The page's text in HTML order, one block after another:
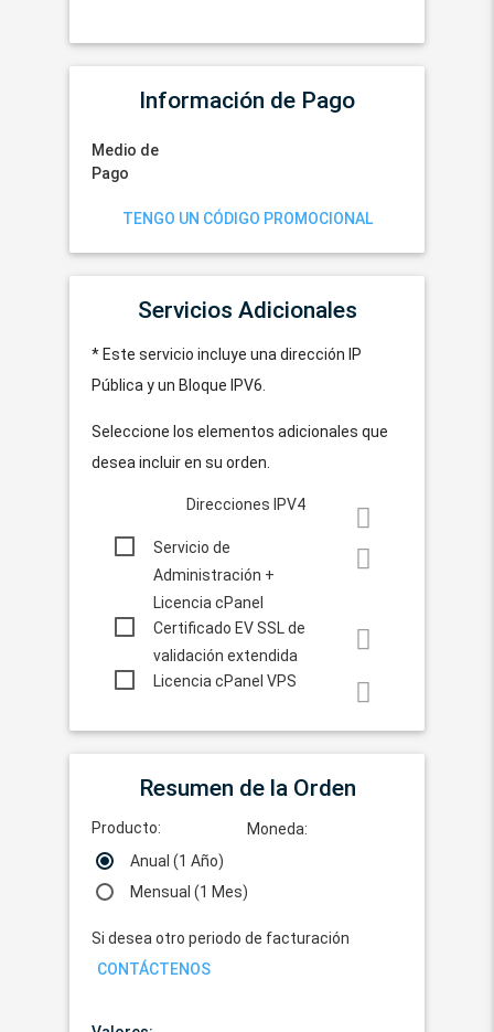
Información de Pago
Medio de
Pago
TENGO UN CÓDIGO PROMOCIONAL
Servicios Adicionales
* Este servicio incluye una dirección IP
Pública y un Bloque IPV6.
Seleccione los elementos adicionales que
desea incluir en su orden.
Direcciones IPV4
Servicio de
Administración +
Licencia cPanel
Certificado EV SSL de
validación extendida
Licencia cPanel VPS
Resumen de la Orden
Producto:
Moneda:
Anual (1 Año)
Mensual (1 Mes)
Si desea otro periodo de facturación
CONTÁCTENOS